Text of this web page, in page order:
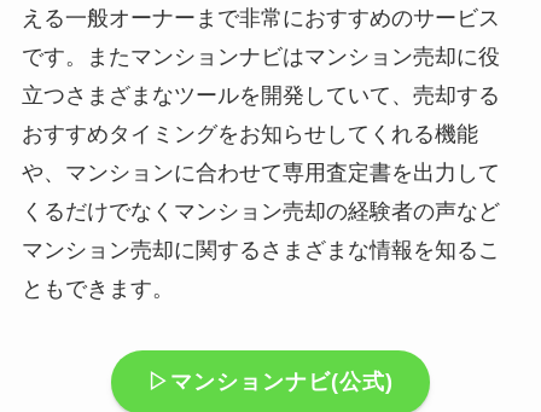
える一般オーナーまで非常におすすめのサービス
です。またマンションナビはマンション売却に役
立つさまざまなツールを開発していて、売却する
おすすめタイミングをお知らせしてくれる機能
や、マンションに合わせて専用査定書を出力して
くるだけでなくマンション売却の経験者の声など
マンション売却に関するさまざまな情報を知るこ
ともできます。
▷マンションナビ(公式)